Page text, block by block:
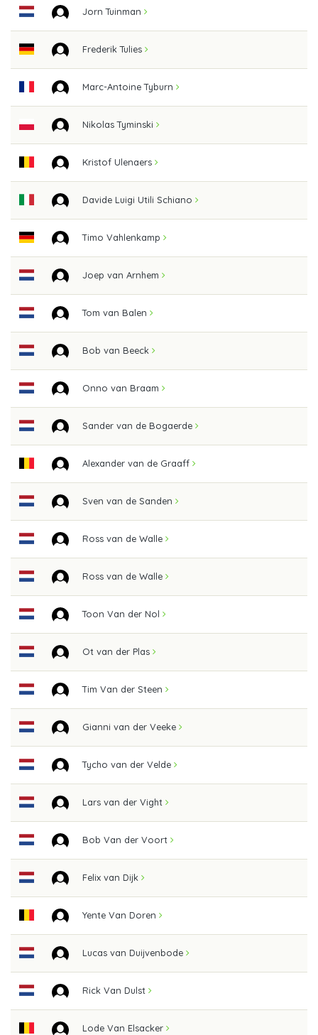
Jorn Tuinman
Frederik Tulies
Marc-Antoine Tyburn
Nikolas Tyminski
Kristof Ulenaers
Davide Luigi Utili Schiano
Timo Vahlenkamp
Joep van Arnhem
Tom van Balen
Bob van Beeck
Onno van Braam
Sander van de Bogaerde
Alexander van de Graaff
Sven van de Sanden
Ross van de Walle
Ross van de Walle
Toon Van der Nol
Ot van der Plas
Tim Van der Steen
Gianni van der Veeke
Tycho van der Velde
Lars van der Vight
Bob Van der Voort
Felix van Dijk
Yente Van Doren
Lucas van Duijvenbode
Rick Van Dulst
Lode Van Elsacker